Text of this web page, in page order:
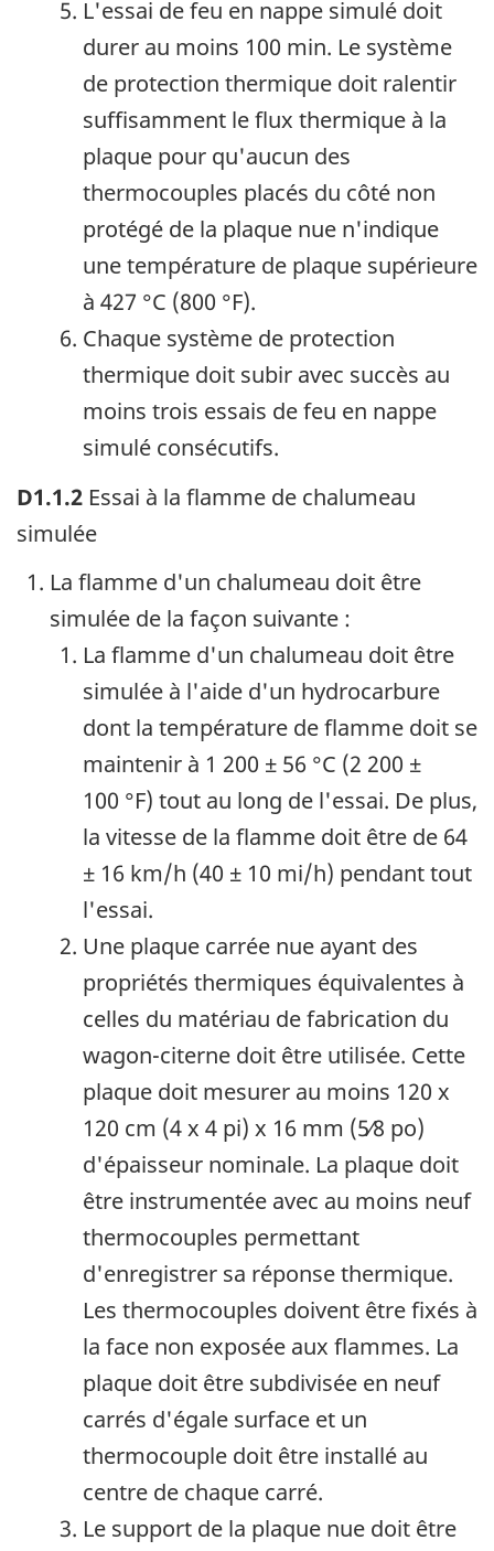
L'essai de feu en nappe simulé doit
durer au moins 100 min. Le système
de protection thermique doit ralentir
suffisamment le flux thermique à la
plaque pour qu'aucun des
thermocouples placés du côté non
protégé de la plaque nue n'indique
une température de plaque supérieure
à 427 °C (800 °F).
Chaque système de protection
thermique doit subir avec succès au
moins trois essais de feu en nappe
simulé consécutifs.
D1.1.2 Essai à la flamme de chalumeau
simulée
La flamme d'un chalumeau doit être
simulée de la façon suivante :
La flamme d'un chalumeau doit être
simulée à l'aide d'un hydrocarbure
dont la température de flamme doit se
maintenir à 1 200 ± 56 °C (2 200 ±
100 °F) tout au long de l'essai. De plus,
la vitesse de la flamme doit être de 64
± 16 km/h (40 ± 10 mi/h) pendant tout
l'essai.
Une plaque carrée nue ayant des
propriétés thermiques équivalentes à
celles du matériau de fabrication du
wagon-citerne doit être utilisée. Cette
plaque doit mesurer au moins 120 x
120 cm (4 x 4 pi) x 16 mm (5⁄8 po)
d'épaisseur nominale. La plaque doit
être instrumentée avec au moins neuf
thermocouples permettant
d'enregistrer sa réponse thermique.
Les thermocouples doivent être fixés à
la face non exposée aux flammes. La
plaque doit être subdivisée en neuf
carrés d'égale surface et un
thermocouple doit être installé au
centre de chaque carré.
Le support de la plaque nue doit être